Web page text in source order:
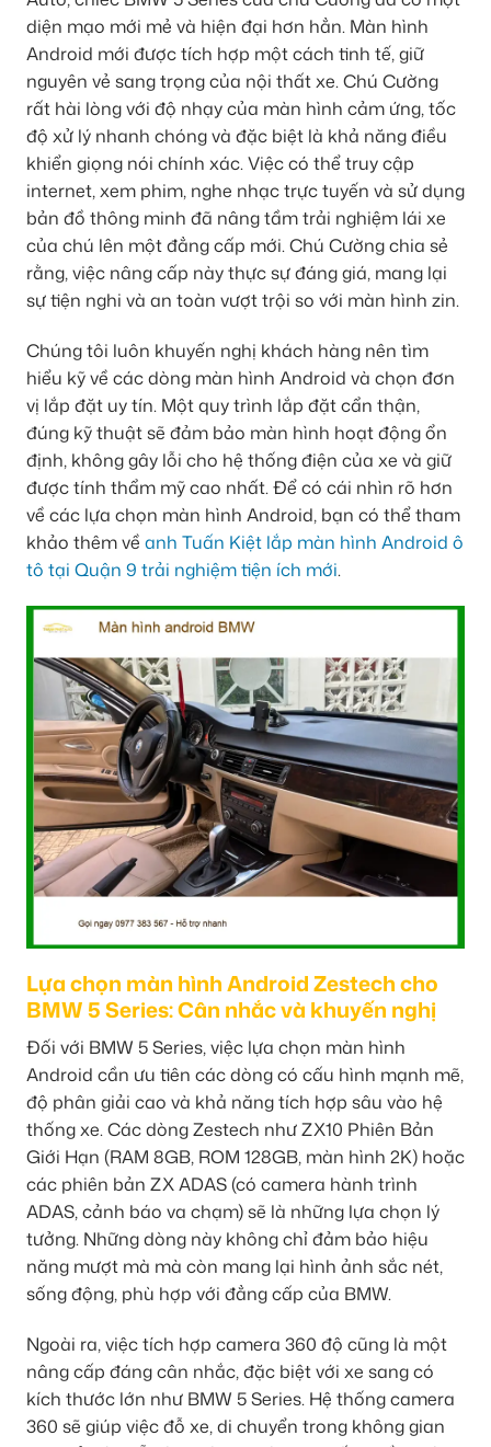
diện mạo mới mẻ và hiện đại hơn hẳn. Màn hình
Android mới được tích hợp một cách tinh tế, giữ
nguyên vẻ sang trọng của nội thất xe. Chú Cường
rất hài lòng với độ nhạy của màn hình cảm ứng, tốc
độ xử lý nhanh chóng và đặc biệt là khả năng điều
khiển giọng nói chính xác. Việc có thể truy cập
internet, xem phim, nghe nhạc trực tuyến và sử dụng
bản đồ thông minh đã nâng tầm trải nghiệm lái xe
của chú lên một đẳng cấp mới. Chú Cường chia sẻ
rằng, việc nâng cấp này thực sự đáng giá, mang lại
sự tiện nghi và an toàn vượt trội so với màn hình zin.
Chúng tôi luôn khuyến nghị khách hàng nên tìm
hiểu kỹ về các dòng màn hình Android và chọn đơn
vị lắp đặt uy tín. Một quy trình lắp đặt cẩn thận,
đúng kỹ thuật sẽ đảm bảo màn hình hoạt động ổn
định, không gây lỗi cho hệ thống điện của xe và giữ
được tính thẩm mỹ cao nhất. Để có cái nhìn rõ hơn
về các lựa chọn màn hình Android, bạn có thể tham
khảo thêm về anh Tuấn Kiệt lắp màn hình Android ô
tô tại Quận 9 trải nghiệm tiện ích mới.
Lựa chọn màn hình Android Zestech cho
BMW 5 Series: Cân nhắc và khuyến nghị
Đối với BMW 5 Series, việc lựa chọn màn hình
Android cần ưu tiên các dòng có cấu hình mạnh mẽ,
độ phân giải cao và khả năng tích hợp sâu vào hệ
thống xe. Các dòng Zestech như ZX10 Phiên Bản
Giới Hạn (RAM 8GB, ROM 128GB, màn hình 2K) hoặc
các phiên bản ZX ADAS (có camera hành trình
ADAS, cảnh báo va chạm) sẽ là những lựa chọn lý
tưởng. Những dòng này không chỉ đảm bảo hiệu
năng mượt mà mà còn mang lại hình ảnh sắc nét,
sống động, phù hợp với đẳng cấp của BMW.
Ngoài ra, việc tích hợp camera 360 độ cũng là một
nâng cấp đáng cân nhắc, đặc biệt với xe sang có
kích thước lớn như BMW 5 Series. Hệ thống camera
360 sẽ giúp việc đỗ xe, di chuyển trong không gian